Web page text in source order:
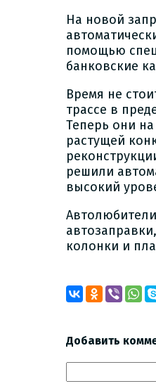
На новой
помощью
банковские
Время не
трассе в
Теперь они
растущей
решили
высокий
колонки и
Добавить